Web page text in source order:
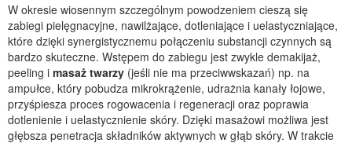
W okresie wiosennym szczególnym powodzeniem cieszą się
zabiegi pielęgnacyjne, nawilżające, dotleniające i uelastyczniające,
które dzięki synergistycznemu połączeniu substancji czynnych są
bardzo skuteczne. Wstępem do zabiegu jest zwykle demakijaż,
peeling i masaż twarzy (jeśli nie ma przeciwwskazań) np. na
ampułce, który pobudza mikrokrążenie, udrażnia kanały łojowe,
przyśpiesza proces rogowacenia i regeneracji oraz poprawia
dotlenienie i uelastycznienie skóry. Dzięki masażowi możliwa jest
głębsza penetracja składników aktywnych w głąb skóry. W trakcie